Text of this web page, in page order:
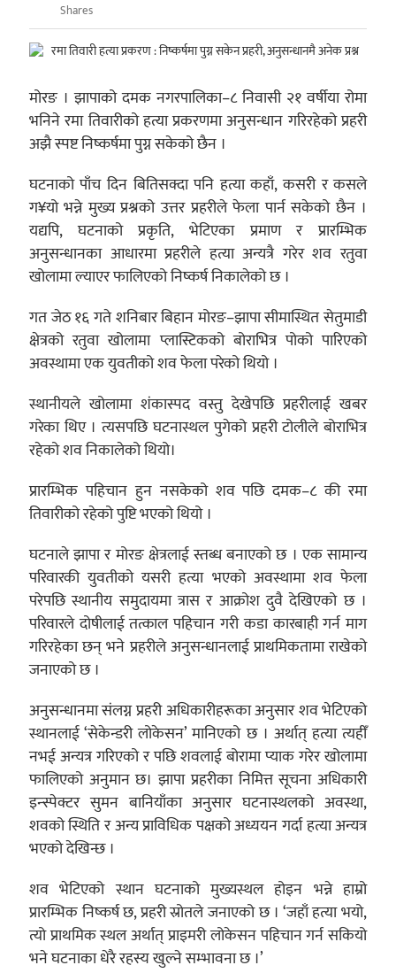
Shares
मोरङ । झापाको दमक नगरपालिका–८ निवासी २१ वर्षीया रोमा
भनिने रमा तिवारीको हत्या प्रकरणमा अनुसन्धान गरिरहेको प्रहरी
अझै स्पष्ट निष्कर्षमा पुग्न सकेको छैन ।
घटनाको पाँच दिन बितिसक्दा पनि हत्या कहाँ, कसरी र कसले
ग¥यो भन्ने मुख्य प्रश्नको उत्तर प्रहरीले फेला पार्न सकेको छैन ।
यद्यपि, घटनाको प्रकृति, भेटिएका प्रमाण र प्रारम्भिक
अनुसन्धानका आधारमा प्रहरीले हत्या अन्यत्रै गरेर शव रतुवा
खोलामा ल्याएर फालिएको निष्कर्ष निकालेको छ ।
गत जेठ १६ गते शनिबार बिहान मोरङ–झापा सीमास्थित सेतुमाडी
क्षेत्रको रतुवा खोलामा प्लास्टिकको बोराभित्र पोको पारिएको
अवस्थामा एक युवतीको शव फेला परेको थियो ।
स्थानीयले खोलामा शंकास्पद वस्तु देखेपछि प्रहरीलाई खबर
गरेका थिए । त्यसपछि घटनास्थल पुगेको प्रहरी टोलीले बोराभित्र
रहेको शव निकालेको थियो।
प्रारम्भिक पहिचान हुन नसकेको शव पछि दमक–८ की रमा
तिवारीको रहेको पुष्टि भएको थियो ।
घटनाले झापा र मोरङ क्षेत्रलाई स्तब्ध बनाएको छ । एक सामान्य
परिवारकी युवतीको यसरी हत्या भएको अवस्थामा शव फेला
परेपछि स्थानीय समुदायमा त्रास र आक्रोश दुवै देखिएको छ ।
परिवारले दोषीलाई तत्काल पहिचान गरी कडा कारबाही गर्न माग
गरिरहेका छन् भने प्रहरीले अनुसन्धानलाई प्राथमिकतामा राखेको
जनाएको छ ।
अनुसन्धानमा संलग्न प्रहरी अधिकारीहरूका अनुसार शव भेटिएको
स्थानलाई ‘सेकेन्डरी लोकेसन’ मानिएको छ । अर्थात् हत्या त्यहीँ
नभई अन्यत्र गरिएको र पछि शवलाई बोरामा प्याक गरेर खोलामा
फालिएको अनुमान छ। झापा प्रहरीका निमित्त सूचना अधिकारी
इन्स्पेक्टर सुमन बानियाँका अनुसार घटनास्थलको अवस्था,
शवको स्थिति र अन्य प्राविधिक पक्षको अध्ययन गर्दा हत्या अन्यत्र
भएको देखिन्छ ।
शव भेटिएको स्थान घटनाको मुख्यस्थल होइन भन्ने हाम्रो
प्रारम्भिक निष्कर्ष छ, प्रहरी स्रोतले जनाएको छ । ‘जहाँ हत्या भयो,
त्यो प्राथमिक स्थल अर्थात् प्राइमरी लोकेसन पहिचान गर्न सकियो
भने घटनाका धेरै रहस्य खुल्ने सम्भावना छ ।’